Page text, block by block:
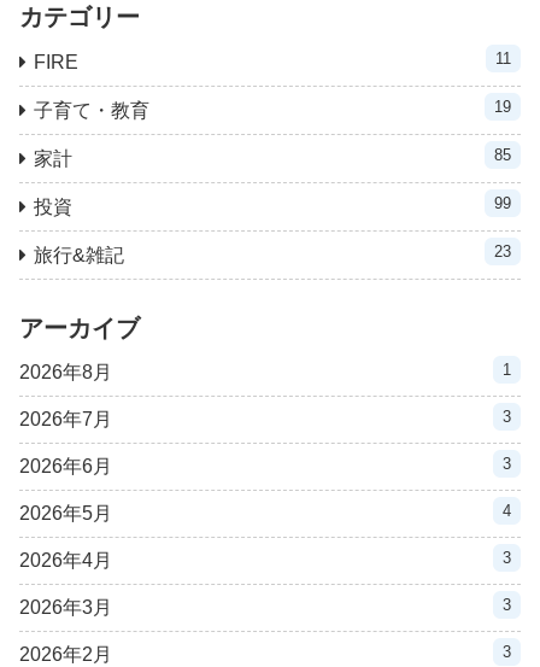
カテゴリー
FIRE 11
子育て・教育 19
家計 85
投資 99
旅行&雑記 23
アーカイブ
2026年8月 1
2026年7月 3
2026年6月 3
2026年5月 4
2026年4月 3
2026年3月 3
2026年2月 3